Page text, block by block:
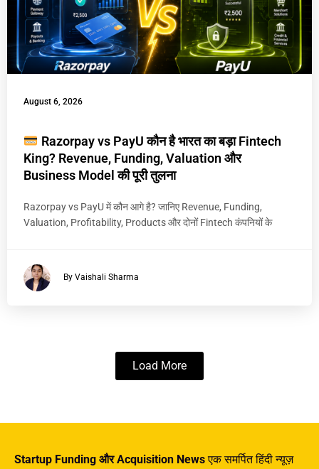
August 6, 2026
Razorpay vs PayU कौन है भारत का बड़ा Fintech
King? Revenue, Funding, Valuation और
Business Model की पूरी तुलना
Razorpay vs PayU में कौन आगे है? जानिए Revenue, Funding,
Valuation, Profitability, Products और दोनों Fintech कंपनियों के
By Vaishali Sharma
Load More
Startup Funding और Acquisition Newsएक समर्पित हिंदी न्यूज़